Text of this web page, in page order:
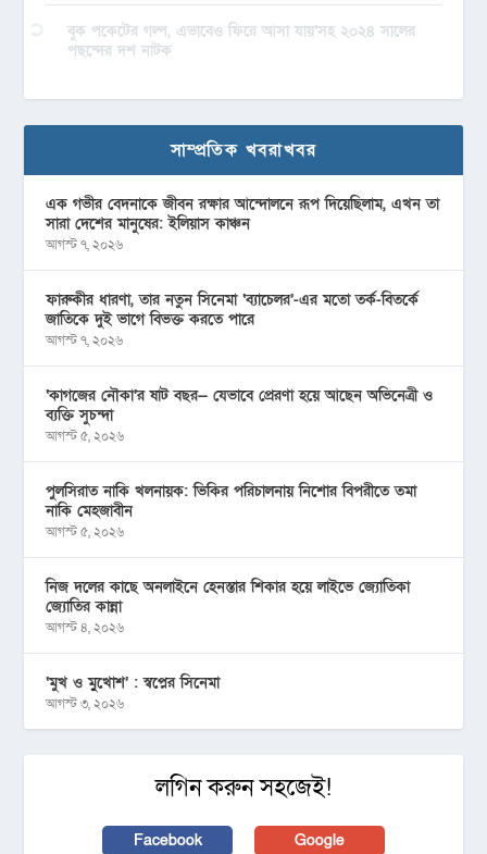
বুক পকেটের গল্প, এভাবেও ফিরে আসা যায়’সহ ২০২৪ সালের
পছন্দের দশ নাটক
সাম্প্রতিক খবরাখবর
এক গভীর বেদনাকে জীবন রক্ষার আন্দোলনে রূপ দিয়েছিলাম, এখন তা
সারা দেশের মানুষের: ইলিয়াস কাঞ্চন
আগস্ট ৭, ২০২৬
ফারুকীর ধারণা, তার নতুন সিনেমা ‘ব্যাচেলর’-এর মতো তর্ক-বিতর্কে
জাতিকে দুই ভাগে বিভক্ত করতে পারে
আগস্ট ৭, ২০২৬
‘কাগজের নৌকা’র ষাট বছর— যেভাবে প্রেরণা হয়ে আছেন অভিনেত্রী ও
ব্যক্তি সুচন্দা
আগস্ট ৫, ২০২৬
পুলসিরাত নাকি খলনায়ক: ভিকির পরিচালনায় নিশোর বিপরীতে তমা
নাকি মেহজাবীন
আগস্ট ৫, ২০২৬
নিজ দলের কাছে অনলাইনে হেনস্তার শিকার হয়ে লাইভে জ্যোতিকা
জ্যোতির কান্না
আগস্ট ৪, ২০২৬
‘মুখ ও মু্খোশ’ : স্বপ্নের সিনেমা
আগস্ট ৩, ২০২৬
লগিন করুন সহজেই!
Facebook Google